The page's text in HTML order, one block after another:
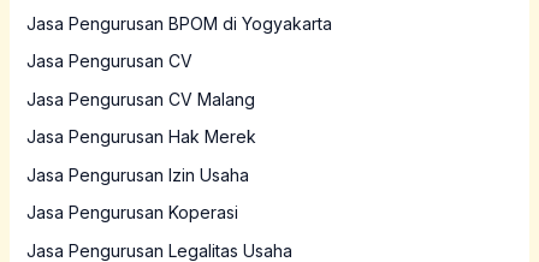
Jasa Pengurusan BPOM di Yogyakarta
Jasa Pengurusan CV
Jasa Pengurusan CV Malang
Jasa Pengurusan Hak Merek
Jasa Pengurusan Izin Usaha
Jasa Pengurusan Koperasi
Jasa Pengurusan Legalitas Usaha